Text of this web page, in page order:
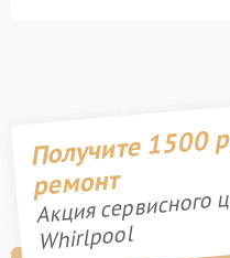
Получите 1500
ремонт
Акция сервисного
Whirlpool